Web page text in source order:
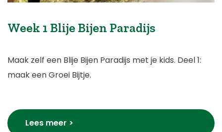
Week 1 Blije Bijen Paradijs
Maak zelf een Blije Bijen Paradijs met je kids. Deel 1:
maak een Groei Bijtje.
Lees meer >